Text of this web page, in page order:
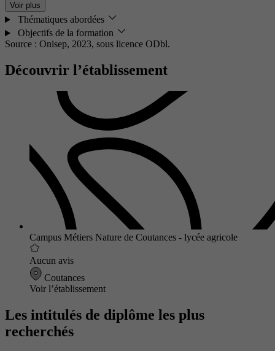
Voir plus
Thématiques abordées
Objectifs de la formation
Source : Onisep, 2023, sous licence ODbl.
Découvrir l’établissement
Campus Métiers Nature de Coutances - lycée agricole
Aucun avis
Coutances
Voir l’établissement
Les intitulés de diplôme les plus
recherchés